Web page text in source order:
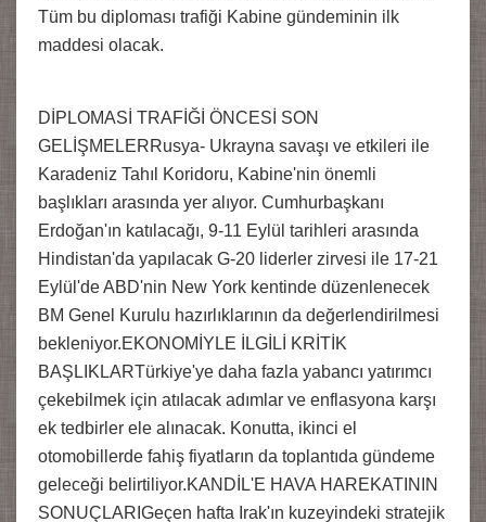
Tüm bu diploması trafiği Kabine gündeminin ilk
maddesi olacak.
DİPLOMASİ TRAFİĞİ ÖNCESİ SON
GELİŞMELERRusya- Ukrayna savaşı ve etkileri ile
Karadeniz Tahıl Koridoru, Kabine'nin önemli
başlıkları arasında yer alıyor. Cumhurbaşkanı
Erdoğan'ın katılacağı, 9-11 Eylül tarihleri arasında
Hindistan'da yapılacak G-20 liderler zirvesi ile 17-21
Eylül'de ABD'nin New York kentinde düzenlenecek
BM Genel Kurulu hazırlıklarının da değerlendirilmesi
bekleniyor.EKONOMİYLE İLGİLİ KRİTİK
BAŞLIKLARTürkiye'ye daha fazla yabancı yatırımcı
çekebilmek için atılacak adımlar ve enflasyona karşı
ek tedbirler ele alınacak. Konutta, ikinci el
otomobillerde fahiş fiyatların da toplantıda gündeme
geleceği belirtiliyor.KANDİL'E HAVA HAREKATININ
SONUÇLARIGeçen hafta Irak'ın kuzeyindeki stratejik